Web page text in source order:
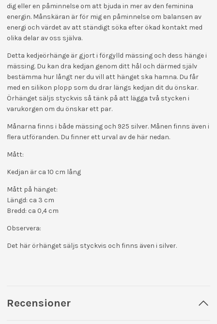
dig eller en påminnelse om att bjuda in mer av den feminina
energin. Månskäran är för mig en påminnelse om balansen av
energi och värdet av att ständigt söka efter ökad kontakt med
olika delar av oss själva.
Detta kedjeörhänge är gjort i förgylld mässing och dess hänge i
mässing. Du kan dra kedjan genom ditt hål och därmed själv
bestämma hur långt ner du vill att hänget ska hamna. Du får
med en silikon plopp som du drar längs kedjan dit du önskar.
Örhänget säljs styckvis så tänk på att lägga två stycken i
varukorgen om du önskar ett par.
Månarna finns i både mässing och 925 silver. Månen finns även i
flera utföranden. Du finner ett urval av de här nedan.
Mått:
Kedjan är ca 10 cm lång
Mått på hänget:
Längd: ca 3 cm
Bredd: ca 0,4 cm
Observera:
Det här örhänget säljs styckvis och finns även i silver.
Recensioner